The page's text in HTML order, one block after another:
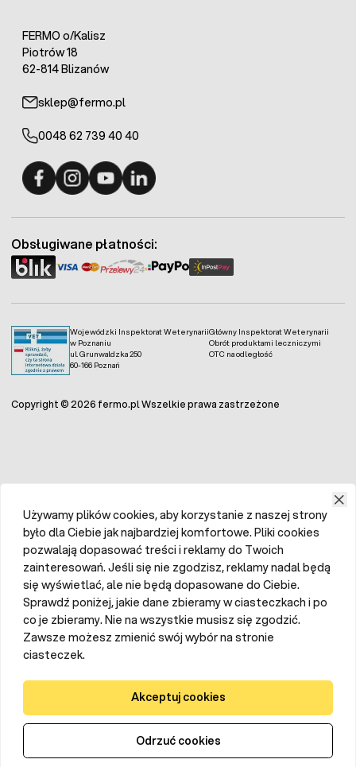
FERMO o/Kalisz
Piotrów 18
62-814 Blizanów
sklep@fermo.pl
0048 62 739 40 40
Wojewódzki Inspektorat Weterynarii
w Poznaniu
ul. Grunwaldzka 250
60-166 Poznań
Główny Inspektorat Weterynarii
Obrót produktami leczniczymi
OTC na odległość
Obsługiwane płatności:
Copyright © 2026 fermo.pl Wszelkie prawa zastrzeżone
Używamy plików cookies, aby korzystanie z naszej strony
było dla Ciebie jak najbardziej komfortowe. Pliki cookies
pozwalają dopasować treści i reklamy do Twoich
zainteresowań. Jeśli się nie zgodzisz, reklamy nadal będą
się wyświetlać, ale nie będą dopasowane do Ciebie.
Sprawdź poniżej, jakie dane zbieramy w ciasteczkach i po
co je zbieramy. Nie na wszystkie musisz się zgodzić.
Zawsze możesz zmienić swój wybór na stronie
ciasteczek.
Akceptuj cookies
Odrzuć cookies